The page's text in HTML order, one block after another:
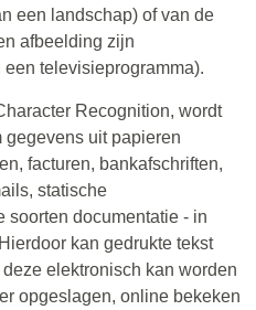
een landschap) of van de
afbeelding zijn
televisieprogramma).
Recognition, wordt
gegevens uit papieren
facturen, bankafschriften,
statische
soorten documentatie - in
kan gedrukte tekst
elektronisch kan worden
opgeslagen, online bekeken